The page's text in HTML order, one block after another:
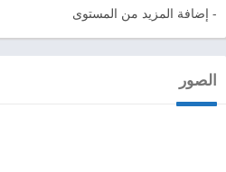
- إضافة المزيد من المستوى
الصور